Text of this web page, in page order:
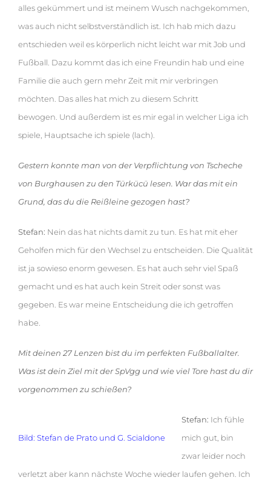
alles gekümmert und ist meinem Wusch nachgekommen,
was auch nicht selbstverständlich ist. Ich hab mich dazu
entschieden weil es körperlich nicht leicht war mit Job und
Fußball. Dazu kommt das ich eine Freundin hab und eine
Familie die auch gern mehr Zeit mit mir verbringen
möchten. Das alles hat mich zu diesem Schritt
bewogen. Und außerdem ist es mir egal in welcher Liga ich
spiele, Hauptsache ich spiele (lach).
Gestern konnte man von der Verpflichtung von Tscheche
von Burghausen zu den Türkücü lesen. War das mit ein
Grund, das du die Reißleine gezogen hast?
Stefan: Nein das hat nichts damit zu tun. Es hat mit eher
Geholfen mich für den Wechsel zu entscheiden. Die Qualität
ist ja sowieso enorm gewesen. Es hat auch sehr viel Spaß
gemacht und es hat auch kein Streit oder sonst was
gegeben. Es war meine Entscheidung die ich getroffen
habe.
Mit deinen 27 Lenzen bist du im perfekten Fußballalter.
Was ist dein Ziel mit der SpVgg und wie viel Tore hast du dir
vorgenommen zu schießen?
Bild: Stefan de Prato und G. Scialdone
Stefan: Ich fühle
mich gut, bin
zwar leider noch
verletzt aber kann nächste Woche wieder laufen gehen. Ich